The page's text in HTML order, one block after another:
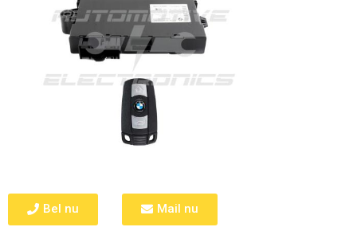
Bel nu Mail nu